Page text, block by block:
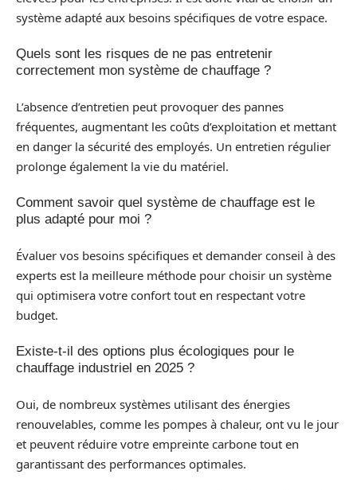
système adapté aux besoins spécifiques de votre espace.
Quels sont les risques de ne pas entretenir
correctement mon système de chauffage ?
L’absence d’entretien peut provoquer des pannes
fréquentes, augmentant les coûts d’exploitation et mettant
en danger la sécurité des employés. Un entretien régulier
prolonge également la vie du matériel.
Comment savoir quel système de chauffage est le
plus adapté pour moi ?
Évaluer vos besoins spécifiques et demander conseil à des
experts est la meilleure méthode pour choisir un système
qui optimisera votre confort tout en respectant votre
budget.
Existe-t-il des options plus écologiques pour le
chauffage industriel en 2025 ?
Oui, de nombreux systèmes utilisant des énergies
renouvelables, comme les pompes à chaleur, ont vu le jour
et peuvent réduire votre empreinte carbone tout en
garantissant des performances optimales.